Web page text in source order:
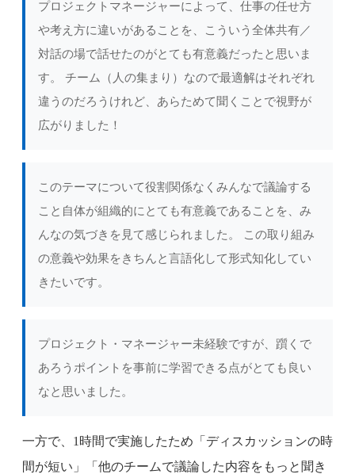
プロジェクトマネージャーによって、仕事の任せ方
や考え方に違いがあることを、こういう全体共有／
対話の場で話せたのがとても有意義だったと思いま
す。 チーム（人の集まり）なので最適解はそれぞれ
違うのだろうけれど、あらためて聞くことで視野が
広がりました！
このテーマについて役割関係なくみんなで議論する
こと自体が組織的にとても有意義であることを、み
んなの気づきを見て感じられました。 この取り組み
の意義や効果をきちんと言語化して形式知化してい
きたいです。
プロジェクト・マネージャー未経験ですが、躓くで
あろうポイントを事前に学習できる点がとても良い
なと思いました。
一方で、1時間で実施したため「ディスカッションの時
間が短い」「他のチームで議論した内容をもっと聞き